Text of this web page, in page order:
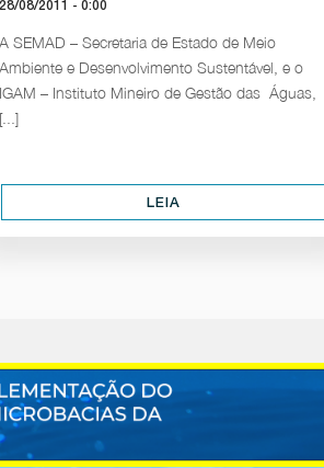
28/08/2011 - 0:00
A SEMAD – Secretaria de Estado de Meio
Ambiente e Desenvolvimento Sustentável, e o
IGAM – Instituto Mineiro de Gestão das Águas,
[...]
LEIA